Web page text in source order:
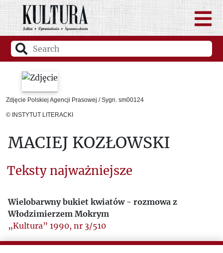
Zdjęcie Polskiej Agencji Prasowej / Sygn. sm00124
© INSTYTUT LITERACKI
MACIEJ KOZŁOWSKI
Teksty najważniejsze
Wielobarwny bukiet kwiatów - rozmowa z
Włodzimierzem Mokrym
„Kultura” 1990, nr 3/510